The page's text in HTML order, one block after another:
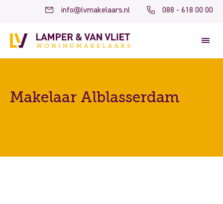
info@lvmakelaars.nl 088 - 618 00 00
Makelaar Alblasserdam